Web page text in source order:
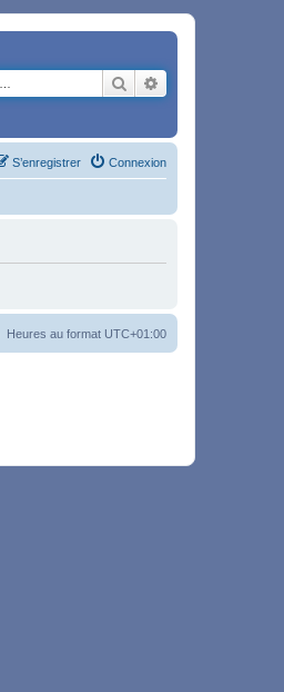
Rechercher
Connexion
S’enregistrer
Heures au format UTC+01:00